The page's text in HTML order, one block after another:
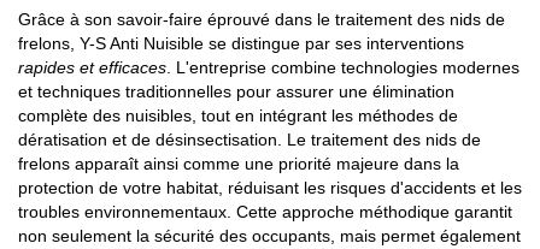
Grâce à son savoir-faire éprouvé dans le traitement des nids de
frelons, Y-S Anti Nuisible se distingue par ses interventions
rapides et efficaces. L'entreprise combine technologies modernes
et techniques traditionnelles pour assurer une élimination
complète des nuisibles, tout en intégrant les méthodes de
dératisation et de désinsectisation. Le traitement des nids de
frelons apparaît ainsi comme une priorité majeure dans la
protection de votre habitat, réduisant les risques d'accidents et les
troubles environnementaux. Cette approche méthodique garantit
non seulement la sécurité des occupants, mais permet également